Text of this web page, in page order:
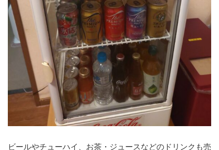
ビールやチューハイ、お茶・ジュースなどのドリンクも売